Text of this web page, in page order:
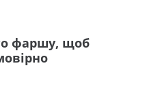
фаршу, щоб